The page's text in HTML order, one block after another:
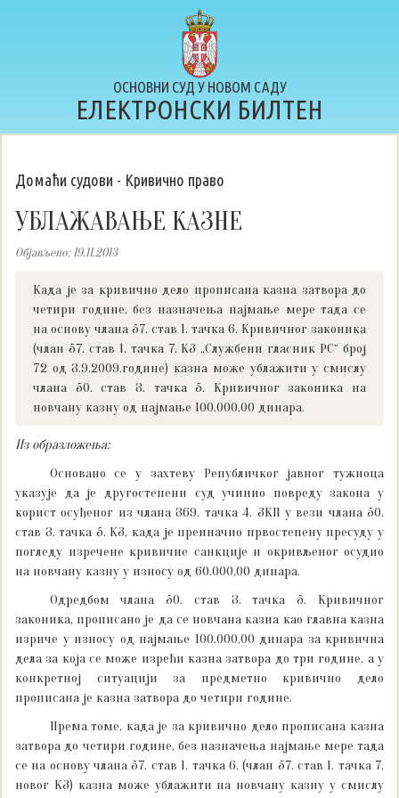
ОСНОВНИ СУД У НОВОМ САДУ
ЕЛЕКТРОНСКИ БИЛТЕН
Домаћи судови - Кривично право
УБЛАЖАВАЊЕ КАЗНЕ
Објављено: 19.11.2013
Када је за кривично дело прописана казна затвора до
четири године, без назначења најмање мере тада се
на основу члана 57. став 1. тачка 6. Кривичног законика
(члан 57. став 1. тачка 7. КЗ „Службени гласник РС“ број
72 од 3.9.2009.године) казна може ублажити у смислу
члана 50. став 3. тачка 5. Кривичног законика на
новчану казну од најмање 100.000,00 динара.
Из образложења:
Основано се у захтеву Републичког јавног тужиоца
указује да је другостепени суд учинио повреду закона у
корист осуђеног из члана 369. тачка 4. ЗКП у вези члана 50.
став 3. тачка 5. КЗ, када је преиначио првостепену пресуду у
погледу изречене кривичне санкције и окривљеног осудио
на новчану казну у износу од 60.000,00 динара.
Одредбом члана 50. став 3. тачка 5. Кривичног
законика, прописано је да се новчана казна као главна казна
изриче у износу од најмање 100.000,00 динара за кривична
дела за која се може изрећи казна затвора до три године, а у
конкретној ситуацији за предметно кривично дело
прописана је казна затвора до четири године.
Према томе, када је за кривично дело прописана казна
затвора до четири године, без назначења најмање мере тада
се на основу члана 57. став 1. тачка 6. (члан 57. став 1. тачка 7.
новог КЗ) казна може ублажити на новчану казну у смислу